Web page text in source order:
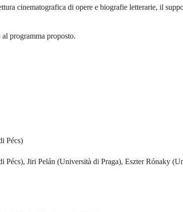
cinematografica di opere e biografie letterarie, il
programma proposto.
Pécs)
Jiri Pelán (Università di Praga), Eszter Rónaky